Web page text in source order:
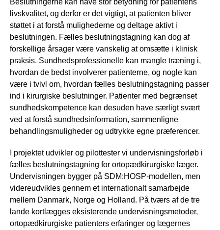
livskvalitet, og derfor er det vigtigt, at patienten bliver
støttet i at forstå mulighederne og deltage aktivt i
beslutningen. Fælles beslutningstagning kan dog af
forskellige årsager være vanskelig at omsætte i klinisk
praksis. Sundhedsprofessionelle kan mangle træning i,
hvordan de bedst involverer patienterne, og nogle kan
være i tvivl om, hvordan fælles beslutningstagning passer
ind i kirurgiske beslutninger. Patienter med begrænset
sundhedskompetence kan desuden have særligt svært
ved at forstå sundhedsinformation, sammenligne
behandlingsmuligheder og udtrykke egne præferencer.
I projektet udvikler og pilottester vi undervisningsforløb i
fælles beslutningstagning for ortopædkirurgiske læger.
Undervisningen bygger på SDM:HOSP-modellen, men
videreudvikles gennem et internationalt samarbejde
mellem Danmark, Norge og Holland. På tværs af de tre
lande kortlægges eksisterende undervisningsmetoder,
ortopædkirurgiske patienters erfaringer og lægernes